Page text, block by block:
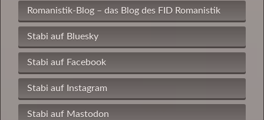
Romanistik-Blog – das Blog des FID Romanistik
Stabi auf Bluesky
Stabi auf Facebook
Stabi auf Instagram
Stabi auf Mastodon